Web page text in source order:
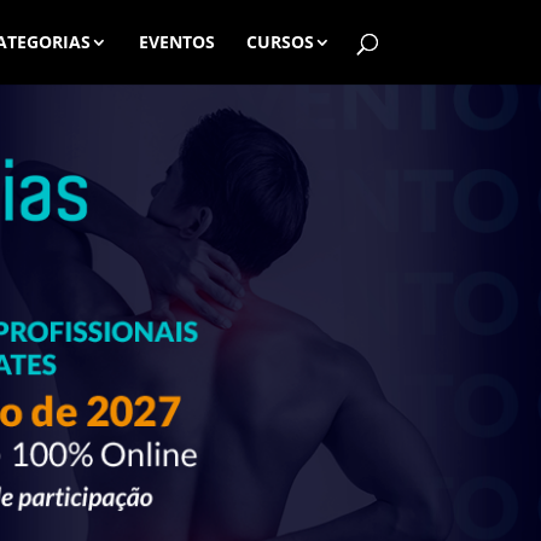
EVENTOS CURSOS